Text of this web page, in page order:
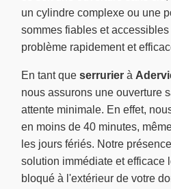
un cylindre complexe ou une
sommes fiables et
problème rapidement et
En tant que serrurier à
nous assurons une ouverture
attente minimale. En effet,
en moins de 40 minutes,
les jours fériés. Notre
solution immédiate et efficace
bloqué à l'extérieur de votre